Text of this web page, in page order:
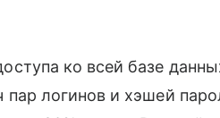
ко всей базе
пар логинов и хэшей